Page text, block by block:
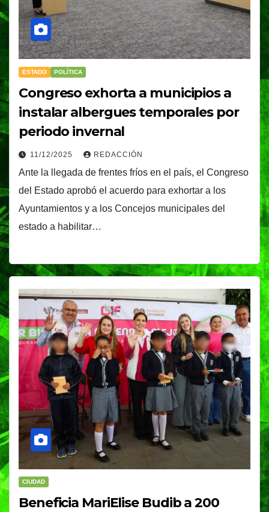
ESTADO POLÍTICA
Congreso exhorta a municipios a
instalar albergues temporales por
periodo invernal
11/12/2025 REDACCIÓN
Ante la llegada de frentes fríos en el país, el Congreso
del Estado aprobó el acuerdo para exhortar a los
Ayuntamientos y a los Concejos municipales del
estado a habilitar…
CIUDAD
Beneficia MariElise Budib a 200